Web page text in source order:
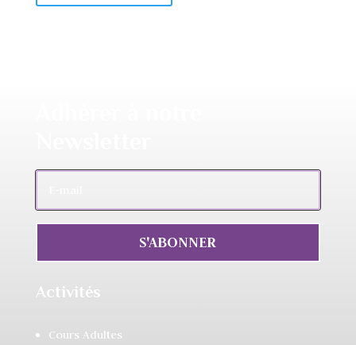
S'ABONNER
Activités
Cours Adultes